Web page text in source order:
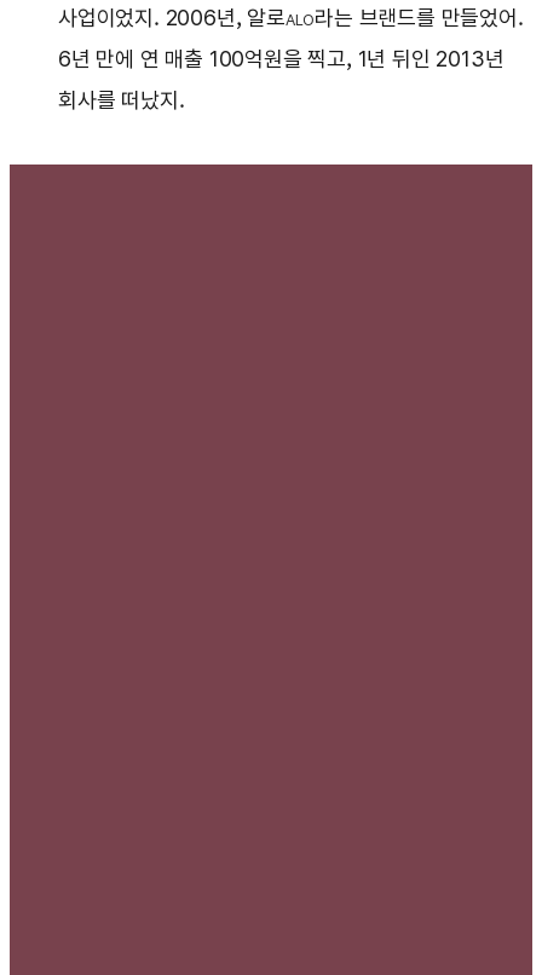
사업이었지. 2006년, 알로ALO라는 브랜드를 만들었어.
6년 만에 연 매출 100억원을 찍고, 1년 뒤인 2013년
회사를 떠났지.